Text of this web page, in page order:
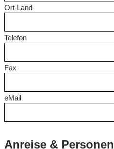
Ort-Land
Telefon
Fax
eMail
Anreise & Personen